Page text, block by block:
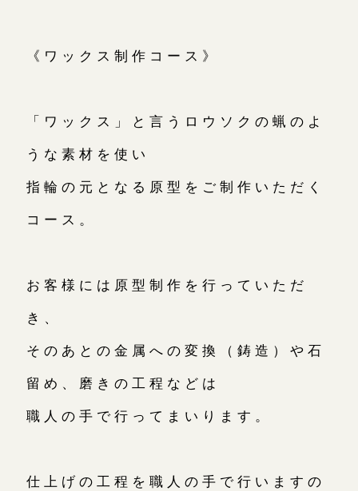
《ワックス制作コース》
「ワックス」と言うロウソクの蝋のよ
うな素材を使い
指輪の元となる原型をご制作いただく
コース。
お客様には原型制作を行っていただ
き、
そのあとの金属への変換（鋳造）や石
留め、磨きの工程などは
職人の手で行ってまいります。
仕上げの工程を職人の手で行いますの